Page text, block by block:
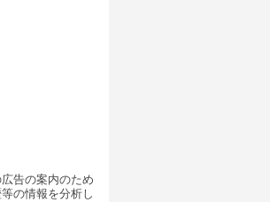
告の案内のため
の情報を分析し